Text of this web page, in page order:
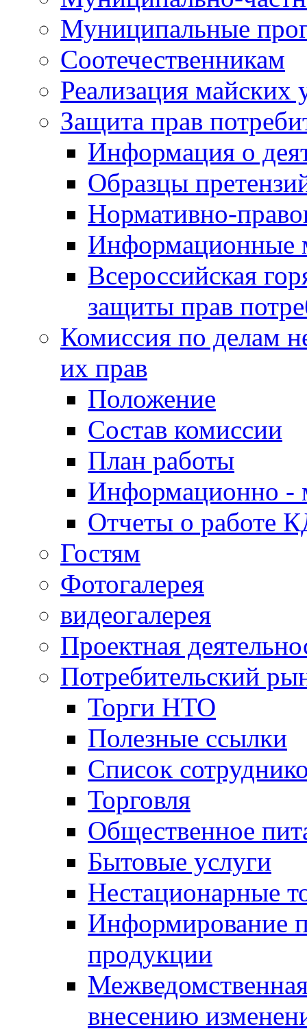
Муниципальные
Соотечественникам
Реализация майских
Защита прав
Информация о
Образцы
Нормативно-
Информационные
Всероссийская
защиты прав
Комиссия по делам
их прав
Положение
Состав комиссии
План работы
Информационно -
Отчеты о работе
Гостям
Фотогалерея
видеогалерея
Проектная
Потребительский
Торги НТО
Полезные ссылки
Список
Торговля
Общественное
Бытовые услуги
Нестационарные
Информирование
продукции
внесению